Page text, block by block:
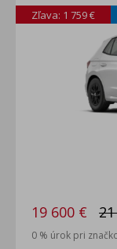
Zľava: 1 759 €
19 600 €
0 % úrok pri